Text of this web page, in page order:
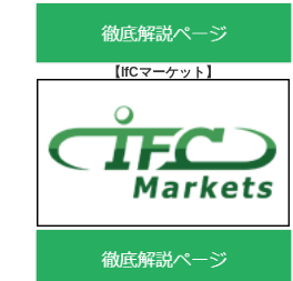
【IfCマーケット 】